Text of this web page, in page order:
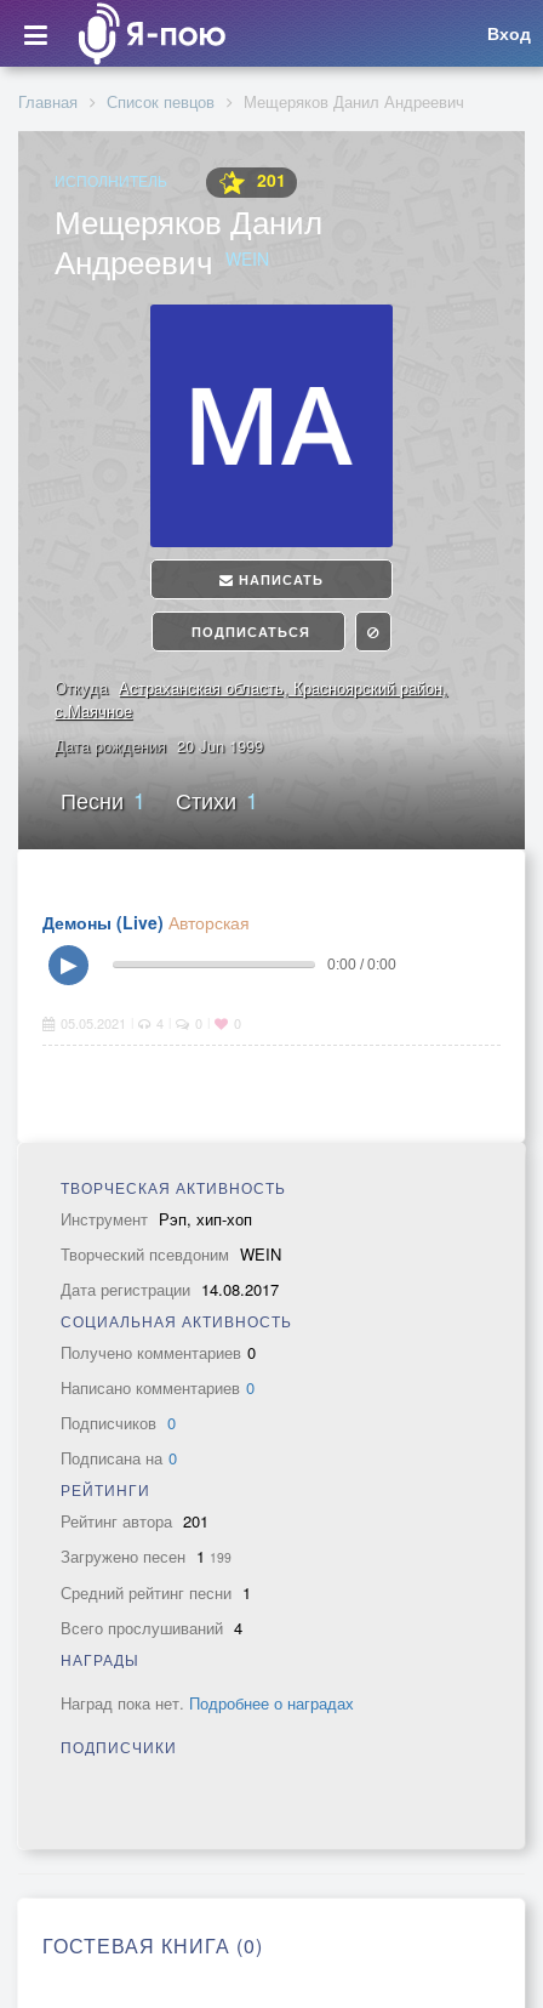
Вход
Главная Список певцов Мещеряков Данил Андреевич
ИСПОЛНИТЕЛЬ 201
Мещеряков Данил
Андреевич WEIN
НАПИСАТЬ
ПОДПИСАТЬСЯ
Откуда Астраханская область, Красноярский район,
с.Маячное
Дата рождения 20 Jun 1999
Песни 1 Стихи 1
Демоны (Live) Авторская
▶
0:00 / 0:00
05.05.2021 4 0 0
ТВОРЧЕСКАЯ АКТИВНОСТЬ
Инструмент Рэп, хип-хоп
Творческий псевдоним WEIN
Дата регистрации 14.08.2017
СОЦИАЛЬНАЯ АКТИВНОСТЬ
Получено комментариев 0
Написано комментариев 0
Подписчиков 0
Подписана на 0
РЕЙТИНГИ
Рейтинг автора 201
Загружено песен 1 199
Средний рейтинг песни 1
Всего прослушиваний 4
НАГРАДЫ
Наград пока нет. Подробнее о наградах
ПОДПИСЧИКИ
ГОСТЕВАЯ КНИГА (0)